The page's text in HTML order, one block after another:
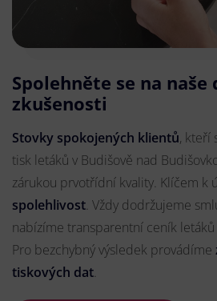
Spolehněte se na
zkušenosti
Stovky spokojených klientů, kteří
tisk letáků v Budišově nad
zárukou prvotřídní kvality. Klíčem k
spolehlivost. Vždy dodržujeme
nabízíme transparentní ceník
Pro bezchybný výsledek provádíme
tiskových dat.